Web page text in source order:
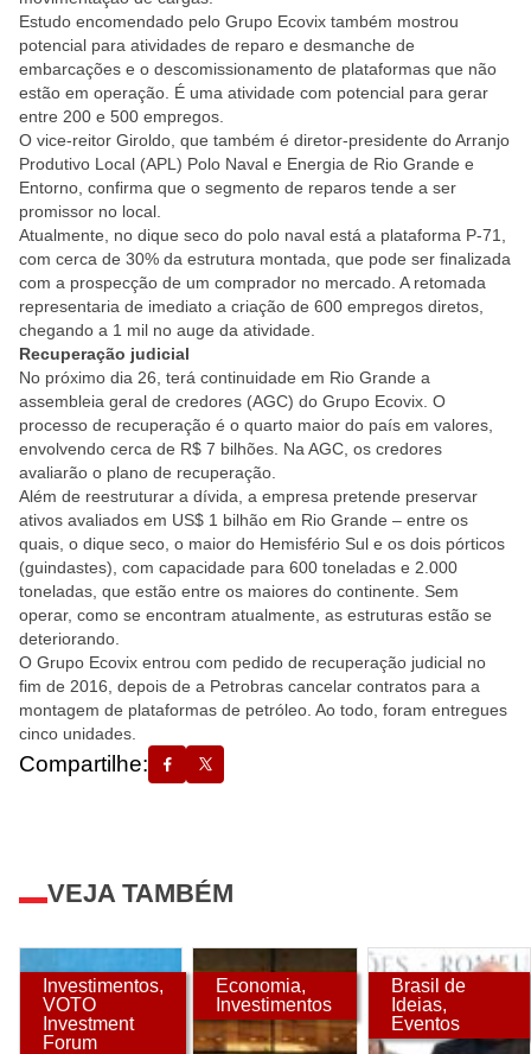
Estudo encomendado pelo Grupo Ecovix também mostrou
potencial para atividades de reparo e desmanche de
embarcações e o descomissionamento de plataformas que não
estão em operação. É uma atividade com potencial para gerar
entre 200 e 500 empregos.
O vice-reitor Giroldo, que também é diretor-presidente do Arranjo
Produtivo Local (APL) Polo Naval e Energia de Rio Grande e
Entorno, confirma que o segmento de reparos tende a ser
promissor no local.
Atualmente, no dique seco do polo naval está a plataforma P-71,
com cerca de 30% da estrutura montada, que pode ser finalizada
com a prospecção de um comprador no mercado. A retomada
representaria de imediato a criação de 600 empregos diretos,
chegando a 1 mil no auge da atividade.
Recuperação judicial
No próximo dia 26, terá continuidade em Rio Grande a
assembleia geral de credores (AGC) do Grupo Ecovix. O
processo de recuperação é o quarto maior do país em valores,
envolvendo cerca de R$ 7 bilhões. Na AGC, os credores
avaliarão o plano de recuperação.
Além de reestruturar a dívida, a empresa pretende preservar
ativos avaliados em US$ 1 bilhão em Rio Grande – entre os
quais, o dique seco, o maior do Hemisfério Sul e os dois pórticos
(guindastes), com capacidade para 600 toneladas e 2.000
toneladas, que estão entre os maiores do continente. Sem
operar, como se encontram atualmente, as estruturas estão se
deteriorando.
O Grupo Ecovix entrou com pedido de recuperação judicial no
fim de 2016, depois de a Petrobras cancelar contratos para a
montagem de plataformas de petróleo. Ao todo, foram entregues
cinco unidades.
Compartilhe:
VEJA TAMBÉM
Investimentos,
VOTO
Investment
Forum
Economia,
Investimentos
Brasil de
Ideias,
Eventos